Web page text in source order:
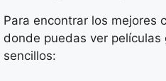
Para encontrar los mejores
donde puedas ver
sencillos: